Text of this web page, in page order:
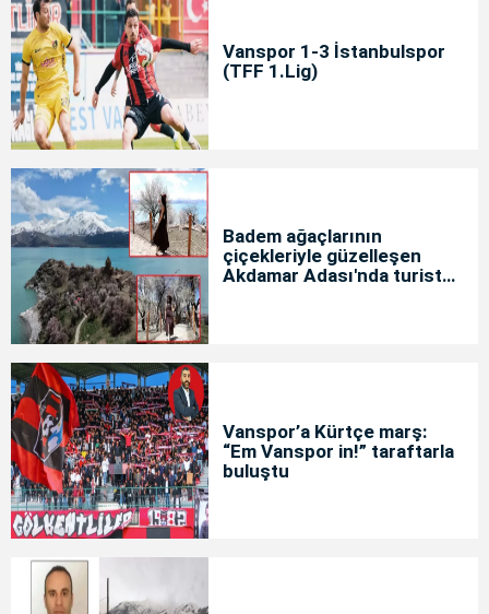
Vanspor 1-3 İstanbulspor
(TFF 1.Lig)
Badem ağaçlarının
çiçekleriyle güzelleşen
Akdamar Adası'nda turist
Vanspor’a Kürtçe marş:
“Em Vanspor in!” taraftarla
buluştu